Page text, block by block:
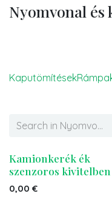
Nyomvonal
Kaputömítések
Kamionkerék ék
szenzoros kivitelben
0,00 €